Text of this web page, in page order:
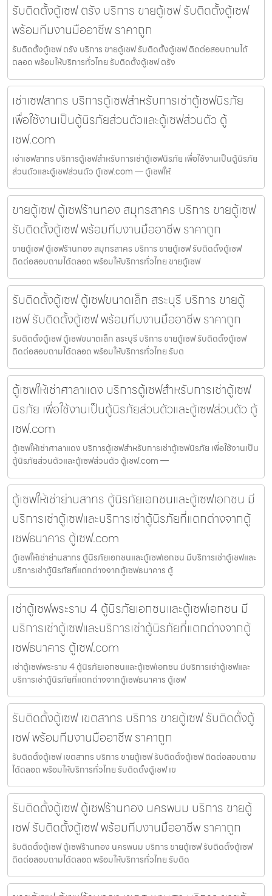
รับติดตั้งตู้เซฟ ตรัง บริการ ขายตู้เซฟ รับติดตั้งตู้เซฟ
พร้อมทีมงานมืออาชีพ ราคาถูก
รับติดตั้งตู้เซฟ ตรัง บริการ ขายตู้เซฟ รับติดตั้งตู้เซฟ ติดต่อสอบถามได้
ตลอด พร้อมให้บริการทั่วไทย รับติดตั้งตู้เซฟ ตรัง
เช่าเซฟสาทร บริการตู้เซฟสำหรับการเช่าตู้เซฟนิรภัย
เพื่อใช้งานเป็นตู้นิรภัยส่วนตัวและตู้เซฟส่วนตัว ตู้
เซฟ.com
เช่าเซฟสาทร บริการตู้เซฟสำหรับการเช่าตู้เซฟนิรภัย เพื่อใช้งานเป็นตู้นิรภัย
ส่วนตัวและตู้เซฟส่วนตัว ตู้เซฟ.com — ตู้เซฟให้
ขายตู้เซฟ ตู้เซฟร้านทอง สมุทรสาคร บริการ ขายตู้เซฟ
รับติดตั้งตู้เซฟ พร้อมทีมงานมืออาชีพ ราคาถูก
ขายตู้เซฟ ตู้เซฟร้านทอง สมุทรสาคร บริการ ขายตู้เซฟ รับติดตั้งตู้เซฟ
ติดต่อสอบถามได้ตลอด พร้อมให้บริการทั่วไทย ขายตู้เซฟ
รับติดตั้งตู้เซฟ ตู้เซฟขนาดเล็ก สระบุรี บริการ ขายตู้
เซฟ รับติดตั้งตู้เซฟ พร้อมทีมงานมืออาชีพ ราคาถูก
รับติดตั้งตู้เซฟ ตู้เซฟขนาดเล็ก สระบุรี บริการ ขายตู้เซฟ รับติดตั้งตู้เซฟ
ติดต่อสอบถามได้ตลอด พร้อมให้บริการทั่วไทย รับต
ตู้เซฟให้เช่าศาลาแดง บริการตู้เซฟสำหรับการเช่าตู้เซฟ
นิรภัย เพื่อใช้งานเป็นตู้นิรภัยส่วนตัวและตู้เซฟส่วนตัว ตู้
เซฟ.com
ตู้เซฟให้เช่าศาลาแดง บริการตู้เซฟสำหรับการเช่าตู้เซฟนิรภัย เพื่อใช้งานเป็น
ตู้นิรภัยส่วนตัวและตู้เซฟส่วนตัว ตู้เซฟ.com —
ตู้เซฟให้เช่าย่านสาทร ตู้นิรภัยเอกชนและตู้เซฟเอกชน มี
บริการเช่าตู้เซฟและบริการเช่าตู้นิรภัยที่แตกต่างจากตู้
เซฟธนาคาร ตู้เซฟ.com
ตู้เซฟให้เช่าย่านสาทร ตู้นิรภัยเอกชนและตู้เซฟเอกชน มีบริการเช่าตู้เซฟและ
บริการเช่าตู้นิรภัยที่แตกต่างจากตู้เซฟธนาคาร ตู้
เช่าตู้เซฟพระราม 4 ตู้นิรภัยเอกชนและตู้เซฟเอกชน มี
บริการเช่าตู้เซฟและบริการเช่าตู้นิรภัยที่แตกต่างจากตู้
เซฟธนาคาร ตู้เซฟ.com
เช่าตู้เซฟพระราม 4 ตู้นิรภัยเอกชนและตู้เซฟเอกชน มีบริการเช่าตู้เซฟและ
บริการเช่าตู้นิรภัยที่แตกต่างจากตู้เซฟธนาคาร ตู้เซฟ
รับติดตั้งตู้เซฟ เขตสาทร บริการ ขายตู้เซฟ รับติดตั้งตู้
เซฟ พร้อมทีมงานมืออาชีพ ราคาถูก
รับติดตั้งตู้เซฟ เขตสาทร บริการ ขายตู้เซฟ รับติดตั้งตู้เซฟ ติดต่อสอบถาม
ได้ตลอด พร้อมให้บริการทั่วไทย รับติดตั้งตู้เซฟ เข
รับติดตั้งตู้เซฟ ตู้เซฟร้านทอง นครพนม บริการ ขายตู้
เซฟ รับติดตั้งตู้เซฟ พร้อมทีมงานมืออาชีพ ราคาถูก
รับติดตั้งตู้เซฟ ตู้เซฟร้านทอง นครพนม บริการ ขายตู้เซฟ รับติดตั้งตู้เซฟ
ติดต่อสอบถามได้ตลอด พร้อมให้บริการทั่วไทย รับติด